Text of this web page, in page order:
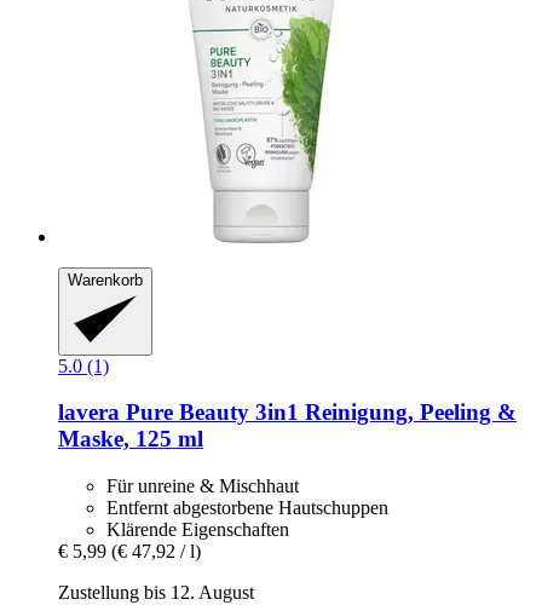
Warenkorb
5.0 (1)
lavera Pure Beauty 3in1 Reinigung, Peeling &
Maske, 125 ml
Für unreine & Mischhaut
Entfernt abgestorbene Hautschuppen
Klärende Eigenschaften
€ 5,99 (€ 47,92 / l)
Zustellung bis 12. August